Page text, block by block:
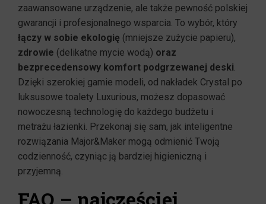
zaawansowane urządzenie, ale także pewność polskiej
gwarancji i profesjonalnego wsparcia. To wybór, który
łączy w sobie ekologię (mniejsze zużycie papieru),
zdrowie (delikatne mycie wodą) oraz
bezprecedensowy komfort podgrzewanej deski
Dzięki szerokiej gamie modeli, od nakładek Crystal po
luksusowe toalety Luxurious, możesz dopasować
nowoczesną technologię do każdego budżetu i
metrażu łazienki. Przekonaj się sam, jak inteligentne
rozwiązania Major&Maker mogą odmienić Twoją
codzienność, czyniąc ją bardziej higieniczną i
przyjemną.
FAQ – najczęściej